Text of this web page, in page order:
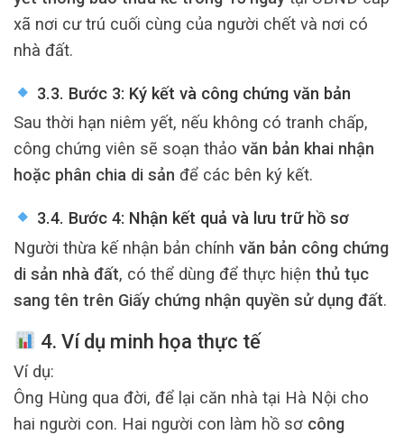
xã nơi cư trú cuối cùng của người chết và nơi có
nhà đất.
3.3. Bước 3: Ký kết và công chứng văn bản
Sau thời hạn niêm yết, nếu không có tranh chấp,
công chứng viên sẽ soạn thảo văn bản khai nhận
hoặc phân chia di sản để các bên ký kết.
3.4. Bước 4: Nhận kết quả và lưu trữ hồ sơ
Người thừa kế nhận bản chính văn bản công chứng
di sản nhà đất, có thể dùng để thực hiện thủ tục
sang tên trên Giấy chứng nhận quyền sử dụng đất.
4. Ví dụ minh họa thực tế
Ví dụ:
Ông Hùng qua đời, để lại căn nhà tại Hà Nội cho
hai người con. Hai người con làm hồ sơ công